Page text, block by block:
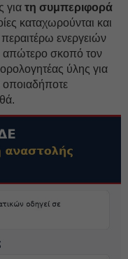
για τη συμπεριφορά
καταχωρούνται και
περαιτέρω ενεργειών
απώτερο σκοπό τον
ύλης για